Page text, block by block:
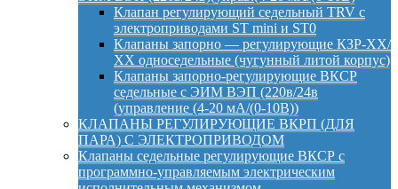
Клапан регулирующий седельный TRV с
электроприводами ST mini и ST0
Клапаны запорно — регулирующие КЗР-ХХ/
ХХ односедельные (чугунный литой корпус)
Клапаны запорно-регулирующие ВКСР
седельные с ЭИМ ВЭП (220в/24в
(управление (4-20 мА/(0-10В))
КЛАПАНЫ РЕГУЛИРУЮЩИЕ ВКРП (ДЛЯ
ПАРА) С ЭЛЕКТРОПРИВОДОМ
Клапаны седельные регулирующие ВКСР с
программно-управляемым электрическим